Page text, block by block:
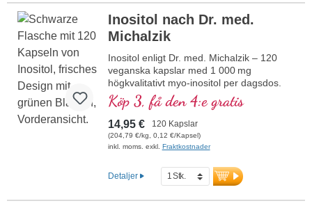
mer information om NAC
Inositol nach Dr. med.
Michalzik
Inositol enligt Dr. med. Michalzik – 120
veganska kapslar med 1 000 mg
högkvalitativt myo-inositol per dagsdos.
Det vitaminliknande ämnet är involverat i
många av kroppens funktioner. Vår
produkt innehåller rent växtbaserat myo-
inositol utan tillsatser – idealiskt för daglig
användning. Tillverkat i Tyskland,
utan aluminium.
mer information om inositol
Köp 3, få den 4:e gratis
14,95 € 120 Kapslar
(204,79 €/kg, 0,12 €/Kapsel)
inkl. moms. exkl. Fraktkostnader
Detaljer